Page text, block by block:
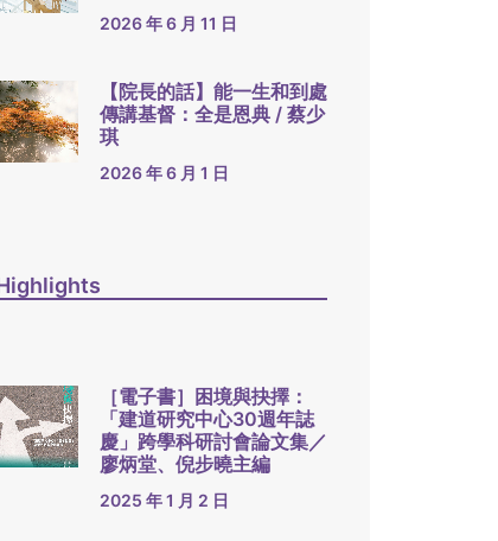
2026 年 6 月 11 日
【院長的話】能一生和到處
傳講基督：全是恩典 / 蔡少
琪
2026 年 6 月 1 日
［電子書］困境與抉擇：
「建道研究中心30週年誌
慶」跨學科研討會論文集／
廖炳堂、倪步曉主編
2025 年 1 月 2 日